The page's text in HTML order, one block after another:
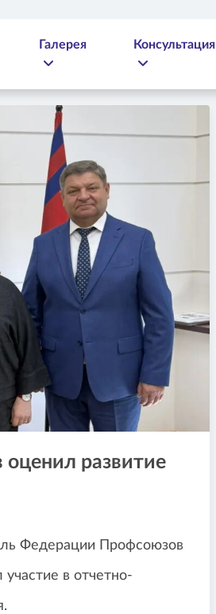
Галерея Консультация
развитие
Федерации Профсоюзов
в отчетно-